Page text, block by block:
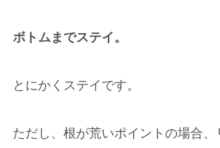
ボトムまでステイ。
とにかくステイです。
ただし、根が荒いポイントの場合、